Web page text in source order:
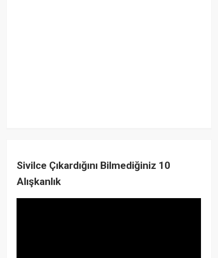
Sivilce Çıkardığını Bilmediğiniz 10
Alışkanlık